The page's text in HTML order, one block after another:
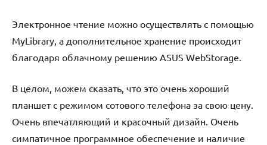
Электронное чтение можно осуществлять с помощью
MуLibrаrу, а дополнительное хранение происходит
благодаря облачному решению АSUS WеbStоrаgе.
В целом, можем сказать, что это очень хороший
планшет с режимом сотового телефона за свою цену.
Очень впечатляющий и красочный дизайн. Очень
симпатичное программное обеспечение и наличие